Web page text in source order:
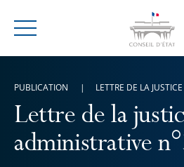
Menu
Lettre de la
administrative
PUBLICATION LETTRE DE LA